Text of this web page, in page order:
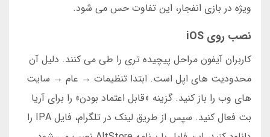
ویژه در بازی انفجار، این تفاوت حس می شود.
نصب روی iOS
کاربران آیفون مراحل پیچیده تری را طی می کنند. دلیل آن
محدودیت های اپل است. ابتدا تنظیمات → عام → سایت
های وب را باز کنید. گزینه «قابل اعتماد بودن» را برای آریا
بت فعال کنید. سپس از طریق لینک در تلگرام، فایل IPA را